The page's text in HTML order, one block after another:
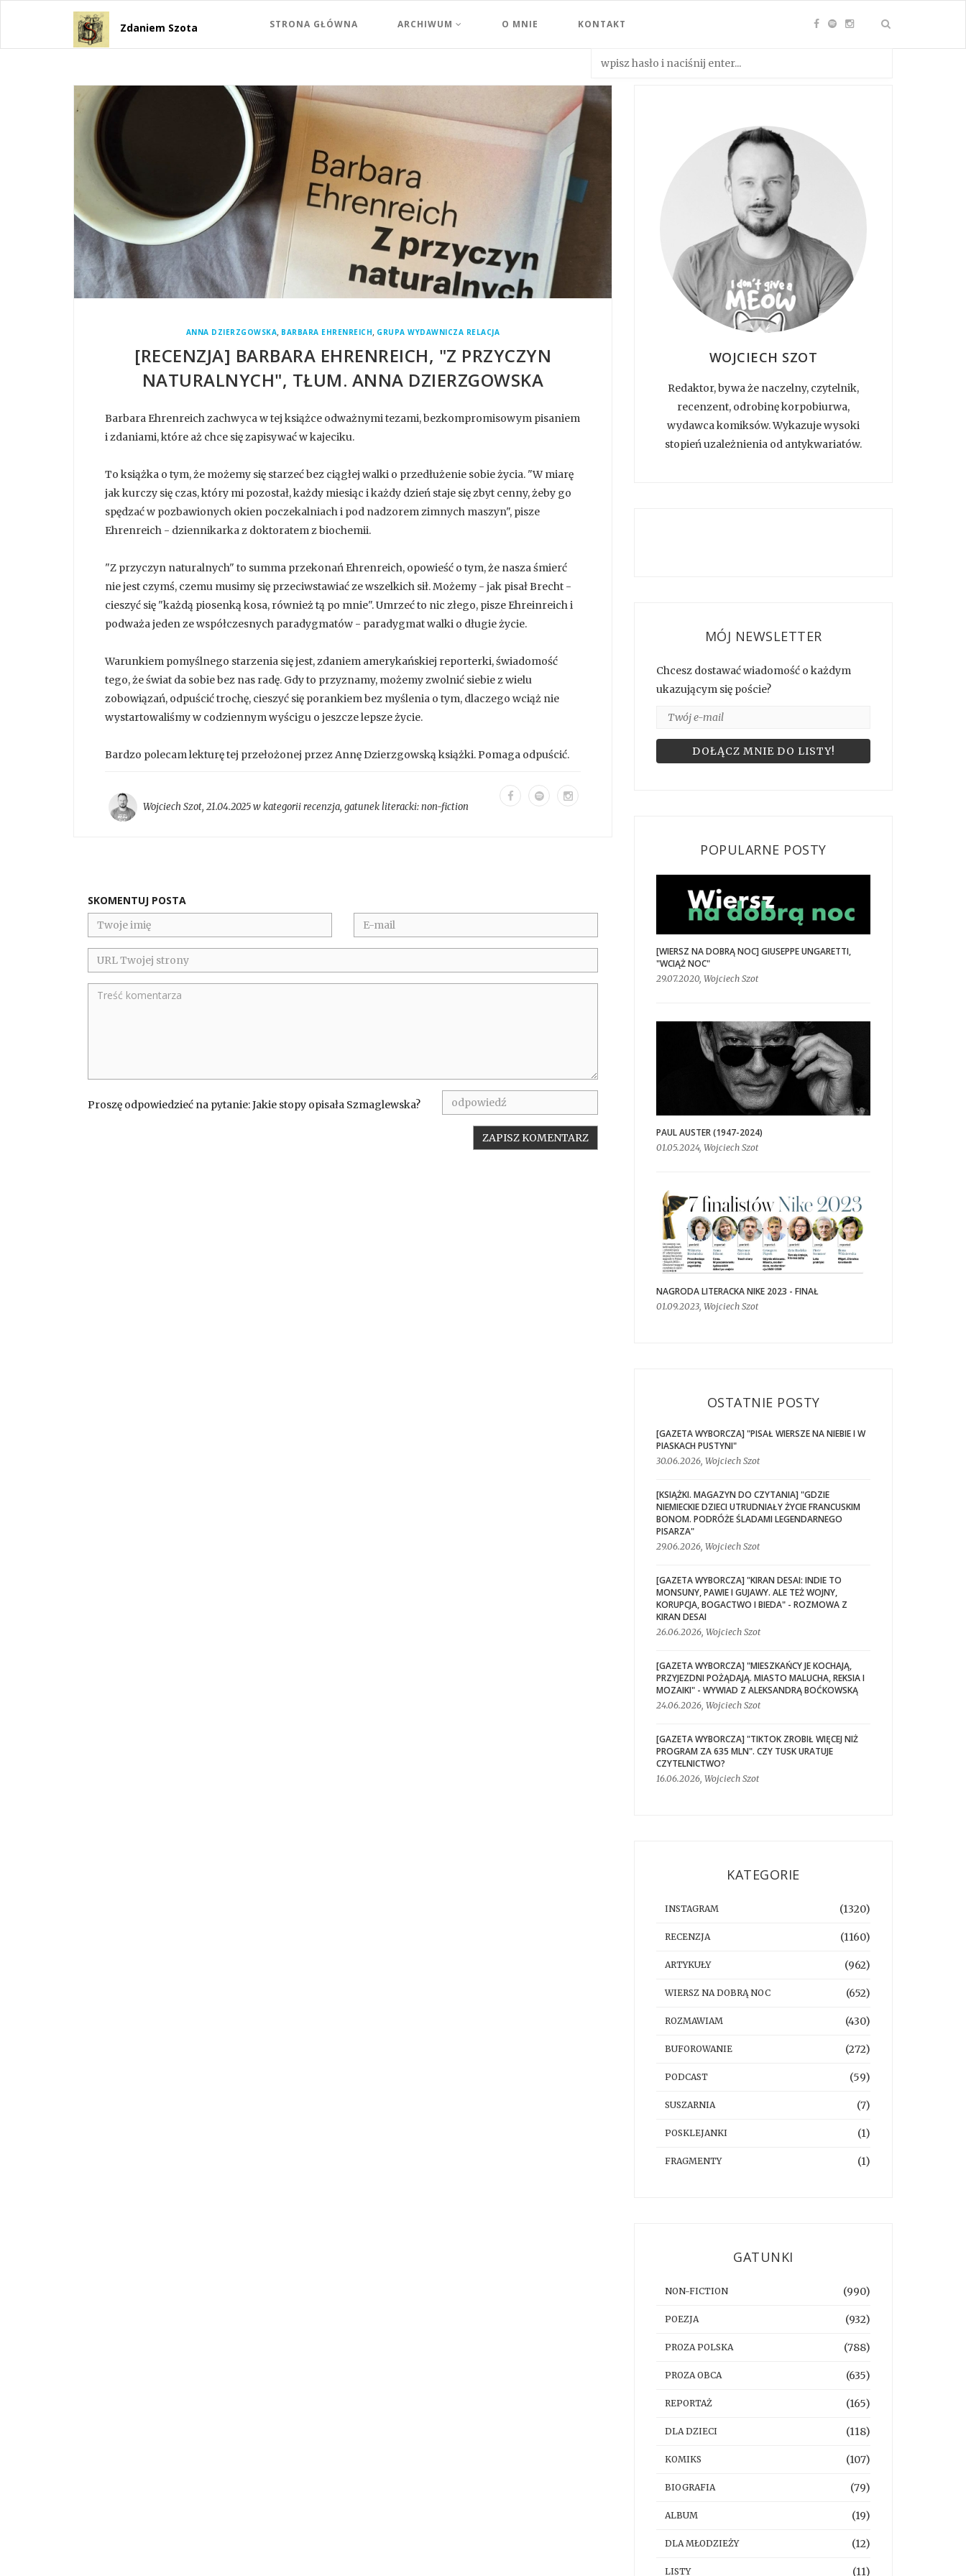
Zdaniem Szota STRONA GŁÓWNA ARCHIWUM O MNIE KONTAKT
ANNA DZIERZGOWSKA, BARBARA EHRENREICH, GRUPA WYDAWNICZA RELACJA
[RECENZJA] BARBARA EHRENREICH, "Z PRZYCZYN
NATURALNYCH", TŁUM. ANNA DZIERZGOWSKA
Barbara Ehrenreich zachwyca w tej książce odważnymi tezami, bezkompromisowym pisaniem
i zdaniami, które aż chce się zapisywać w kajeciku.
To książka o tym, że możemy się starzeć bez ciągłej walki o przedłużenie sobie życia. "W miarę
jak kurczy się czas, który mi pozostał, każdy miesiąc i każdy dzień staje się zbyt cenny, żeby go
spędzać w pozbawionych okien poczekalniach i pod nadzorem zimnych maszyn", pisze
Ehrenreich - dziennikarka z doktoratem z biochemii.
"Z przyczyn naturalnych" to summa przekonań Ehrenreich, opowieść o tym, że nasza śmierć
nie jest czymś, czemu musimy się przeciwstawiać ze wszelkich sił. Możemy - jak pisał Brecht -
cieszyć się "każdą piosenką kosa, również tą po mnie". Umrzeć to nic złego, pisze Ehreinreich i
podważa jeden ze współczesnych paradygmatów - paradygmat walki o długie życie.
Warunkiem pomyślnego starzenia się jest, zdaniem amerykańskiej reporterki, świadomość
tego, że świat da sobie bez nas radę. Gdy to przyznamy, możemy zwolnić siebie z wielu
zobowiązań, odpuścić trochę, cieszyć się porankiem bez myślenia o tym, dlaczego wciąż nie
wystartowaliśmy w codziennym wyścigu o jeszcze lepsze życie.
Bardzo polecam lekturę tej przełożonej przez Annę Dzierzgowską książki. Pomaga odpuścić.
Wojciech Szot, 21.04.2025 w kategoriirecenzja, gatunek literacki:non-fiction
SKOMENTUJ POSTA
Proszę odpowiedzieć na pytanie: Jakie stopy opisała Szmaglewska?
WOJCIECH SZOT
Redaktor, bywa że naczelny, czytelnik,
recenzent, odrobinę korpobiurwa,
wydawca komiksów. Wykazuje wysoki
stopień uzależnienia od antykwariatów.
MÓJ NEWSLETTER
Chcesz dostawać wiadomość o każdym
ukazującym się poście?
POPULARNE POSTY
[WIERSZ NA DOBRĄ NOC] GIUSEPPE UNGARETTI,
"WCIĄŻ NOC"
29.07.2020, Wojciech Szot
PAUL AUSTER (1947-2024)
01.05.2024, Wojciech Szot
NAGRODA LITERACKA NIKE 2023 - FINAŁ
01.09.2023, Wojciech Szot
OSTATNIE POSTY
[GAZETA WYBORCZA] "PISAŁ WIERSZE NA NIEBIE I W
PIASKACH PUSTYNI"
30.06.2026, Wojciech Szot
[KSIĄŻKI. MAGAZYN DO CZYTANIA] "GDZIE
NIEMIECKIE DZIECI UTRUDNIAŁY ŻYCIE FRANCUSKIM
BONOM. PODRÓŻE ŚLADAMI LEGENDARNEGO
PISARZA"
29.06.2026, Wojciech Szot
[GAZETA WYBORCZA] "KIRAN DESAI: INDIE TO
MONSUNY, PAWIE I GUJAWY. ALE TEŻ WOJNY,
KORUPCJA, BOGACTWO I BIEDA" - ROZMOWA Z
KIRAN DESAI
26.06.2026, Wojciech Szot
[GAZETA WYBORCZA] "MIESZKAŃCY JE KOCHAJĄ,
PRZYJEZDNI POŻĄDAJĄ. MIASTO MALUCHA, REKSIA I
MOZAIKI" - WYWIAD Z ALEKSANDRĄ BOĆKOWSKĄ
24.06.2026, Wojciech Szot
[GAZETA WYBORCZA] "TIKTOK ZROBIŁ WIĘCEJ NIŻ
PROGRAM ZA 635 MLN". CZY TUSK URATUJE
CZYTELNICTWO?
16.06.2026, Wojciech Szot
KATEGORIE
INSTAGRAM (1320)
RECENZJA (1160)
ARTYKUŁY (962)
WIERSZ NA DOBRĄ NOC (652)
ROZMAWIAM (430)
BUFOROWANIE (272)
PODCAST (59)
SUSZARNIA (7)
POSKLEJANKI (1)
FRAGMENTY (1)
GATUNKI
NON-FICTION (990)
POEZJA (932)
PROZA POLSKA (788)
PROZA OBCA (635)
REPORTAŻ (165)
DLA DZIECI (118)
KOMIKS (107)
BIOGRAFIA (79)
ALBUM (19)
DLA MŁODZIEŻY (12)
LISTY (11)